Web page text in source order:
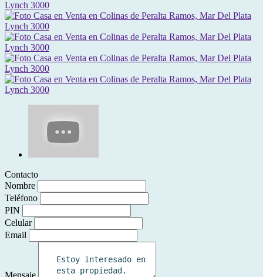
Contacto
Nombre
Teléfono
PIN
Celular
Email